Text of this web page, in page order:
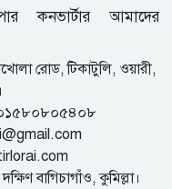
কনভার্টার
আমাদের
রোড, টিকাটুলি, ওয়ারী,
বাগিচাগাঁও, কুমিল্লা।